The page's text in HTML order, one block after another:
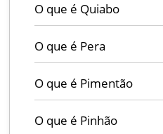
O que é Quiabo
O que é Pera
O que é Pimentão
O que é Pinhão